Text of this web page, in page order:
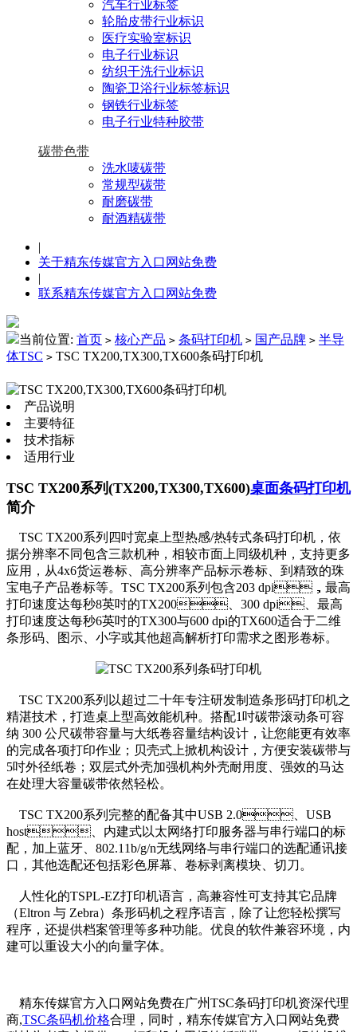
汽车行业标签
轮胎皮带行业标识
医疗实验室标识
电子行业标识
纺织干洗行业标识
陶瓷卫浴行业标签标识
钢铁行业标签
电子行业特种胶带
碳带色带
洗水唛碳带
常规型碳带
耐磨碳带
耐酒精碳带
|
关于精东传媒官方入口网站免费
|
联系精东传媒官方入口网站免费
当前位置: 首页 > 核心产品 > 条码打印机 > 国产品牌 > 半导
体TSC > TSC TX200,TX300,TX600条码打印机
产品说明
主要特征
技术指标
适用行业
TSC TX200系列(TX200,TX300,TX600)桌面条码打印机
简介
TSC TX200系列四吋宽桌上型热感/热转式条码打印机，依
据分辨率不同包含三款机种，相较市面上同级机种，支持更多
应用，从4x6货运卷标、高分辨率产品标示卷标、到精致的珠
宝电子产品卷标等。TSC TX200系列包含203 dpi，最高
打印速度达每秒8英吋的TX200、300 dpi、最高
打印速度达每秒6英吋的TX300与600 dpi的TX600适合于二维
条形码、图示、小字或其他超高解析打印需求之图形卷标。
TSC TX200系列以超过二十年专注研发制造条形码打印机之
精湛技术，打造桌上型高效能机种。搭配1吋碳带滚动条可容
纳 300 公尺碳带容量与大纸卷容量结构设计，让您能更有效率
的完成各项打印作业；贝壳式上掀机构设计，方便安装碳带与
5吋外径纸卷；双层式外壳加强机构外壳耐用度、强效的马达
在处理大容量碳带依然轻松。
TSC TX200系列完整的配备其中USB 2.0、USB
host、内建式以太网络打印服务器与串行端口的标
配，加上蓝牙、802.11b/g/n无线网络与串行端口的选配通讯接
口，其他选配还包括彩色屏幕、卷标剥离模块、切刀。
人性化的TSPL-EZ打印机语言，高兼容性可支持其它品牌
（Eltron 与 Zebra）条形码机之程序语言，除了让您轻松撰写
程序，还提供档案管理等多种功能。优良的软件兼容环境，内
建可以重设大小的向量字体。
精东传媒官方入口网站免费在广州TSC条码打印机资深代理
商,TSC条码机价格合理，同时，精东传媒官方入口网站免费